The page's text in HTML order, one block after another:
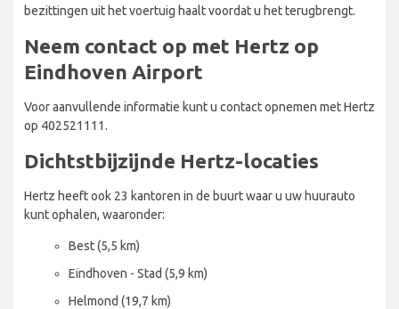
bezittingen uit het voertuig haalt voordat u het terugbrengt.
Neem contact op met Hertz op
Eindhoven Airport
Voor aanvullende informatie kunt u contact opnemen met Hertz
op 402521111.
Dichtstbijzijnde Hertz-locaties
Hertz heeft ook 23 kantoren in de buurt waar u uw huurauto
kunt ophalen, waaronder:
Best (5,5 km)
Eindhoven - Stad (5,9 km)
Helmond (19,7 km)